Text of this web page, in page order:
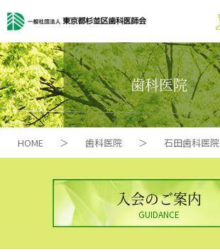
歯科医院
HOME ＞ 歯科医院 ＞ 石田歯科医院
入会のご案内
GUIDANCE